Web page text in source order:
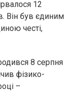
12
Він був єдиним
честі,
8 серпня
фізико-
–